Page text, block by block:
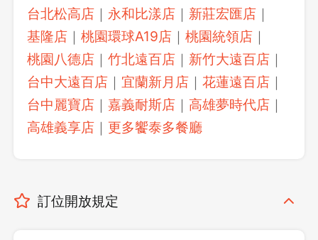
台北松高店 ｜ 永和比漾店 ｜ 新莊宏匯店 ｜
基隆店 ｜桃園環球A19店 ｜桃園統領店 ｜
桃園八德店 ｜竹北遠百店 ｜ 新竹大遠百店 ｜
台中大遠百店 ｜ 宜蘭新月店 ｜花蓮遠百店 ｜
台中麗寶店 ｜嘉義耐斯店 ｜高雄夢時代店 ｜
高雄義享店 ｜ 更多饗泰多餐廳
訂位開放規定